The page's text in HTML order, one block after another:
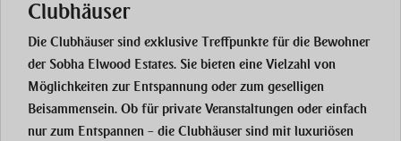
Clubhäuser
Die Clubhäusersind exklusive Treffpunkte für die Bewohner
der Sobha Elwood Estates. Sie bieten eine Vielzahl von
Möglichkeiten zur Entspannung oder zum geselligen
Beisammensein. Ob für private Veranstaltungen oder einfach
nur zum Entspannen – die Clubhäuser sind mit luxuriösen